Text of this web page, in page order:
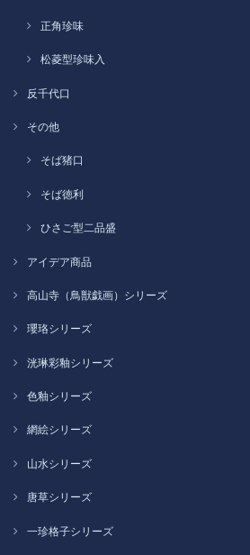
正角珍味
松菱型珍味入
反千代口
その他
そば猪口
そば徳利
ひさご型二品盛
アイデア商品
高山寺（鳥獣戯画）シリーズ
瓔珞シリーズ
洸琳彩釉シリーズ
色釉シリーズ
網絵シリーズ
山水シリーズ
唐草シリーズ
一珍格子シリーズ